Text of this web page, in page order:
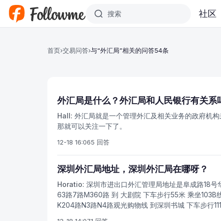
跳转到主要内容
社区
首页›交易问答›与“外汇局”相关的问答54条
外汇局是什么？外汇局和人民银行有关系
Hall: 外汇局就是一个管理外汇及相关业务的政府机
那就可以关注一下了。
12-18 16:065 回答
深圳外汇局地址，深圳外汇局在哪呀？
Horatio: 深圳市进出口外汇管理局地址是阜成路18
63路7路M360路 到 大剧院 下车步行55米 乘坐103B
K204路N3路N4路观光购物线 到深圳书城 下车步行